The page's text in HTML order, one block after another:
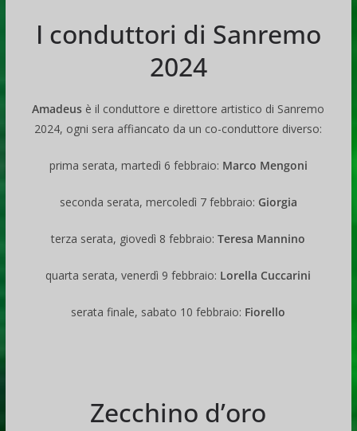
I conduttori di Sanremo
2024
Amadeus è il conduttore e direttore artistico di Sanremo
2024, ogni sera affiancato da un co-conduttore diverso:
prima serata, martedì 6 febbraio: Marco Mengoni
seconda serata, mercoledì 7 febbraio: Giorgia
terza serata, giovedì 8 febbraio:Teresa Mannino
quarta serata, venerdì 9 febbraio: Lorella Cuccarini
serata finale, sabato 10 febbraio: Fiorello
Zecchino d’oro